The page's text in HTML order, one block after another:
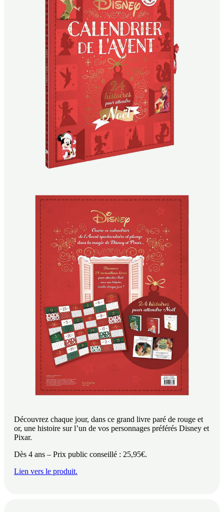
Découvrez chaque jour, dans ce grand livre paré de rouge et
or, une histoire sur l’un de vos personnages préférés Disney et
Pixar.
Dès 4 ans – Prix public conseillé : 25,95€.
Lien vers le produit.